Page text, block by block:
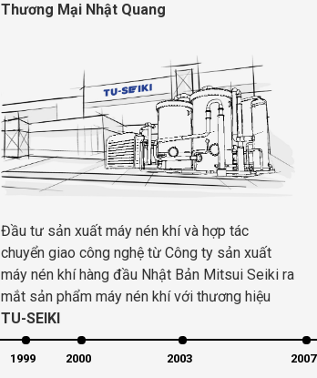
Thương Mại Nhật Quang
Đầu tư sản xuất máy nén khí và hợp tác
chuyển giao công nghệ từ Công ty sản xuất
máy nén khí hàng đầu Nhật Bản Mitsui Seiki ra
mắt sản phẩm máy nén khí với thương hiệu
TU-SEIKI
1999 2000 2003 2007